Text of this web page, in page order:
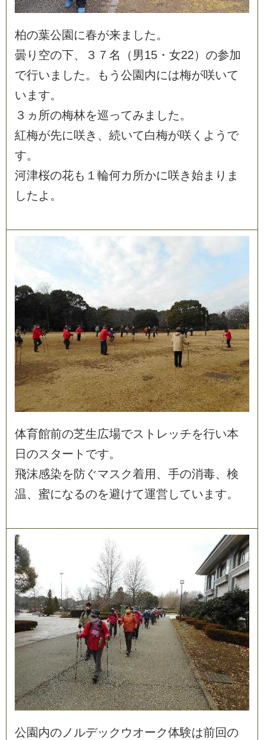
柏の葉公園 に春が来ま した。
曇 り 空の下、 ３ ７ 名 （ 男15 ・ 女22） の参加
で行い ま した。 も う 公園内には梅が咲いて
い ま す。
３ ヵ 所の梅林を巡 ってみ ま した。
紅梅が先に咲き 、 続いて白梅が咲 く よ う で
す。
河津桜の花も １ 輪何カ 所かに咲き始ま り ま
した よ 。
体育館前の芝生広場でス ト レ ッチを行い本
日 のス ター ト です。
飛沫感染を防ぐマ ス ク着用 、 手の消毒、 検
温、 蜜になるのを避けて運営 してい ま す。
公園内の ノ ルデッ ク ウオーク体験は前回の